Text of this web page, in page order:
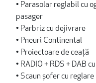
• Parasolar reglabil cu
pasager
• Parbriz cu dejivrare
• Pneuri Continental
• Proiectoare de ceață
• RADIO + RDS + DAB
• Scaun șofer cu